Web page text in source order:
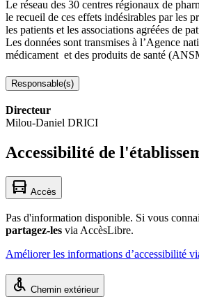
Le réseau des 30 centres régionaux de
le recueil de ces effets indésirables par les
les patients et les associations agréées de
Les données sont transmises à l’Agence
médicament  et des produits de santé
Responsable(s)
Directeur
Milou-Daniel DRICI
Accessibilité de
Accès
Pas d'information disponible. Si vous
partagez-les via AccèsLibre.
Améliorer les informations d’accessibilité
Chemin extérieur